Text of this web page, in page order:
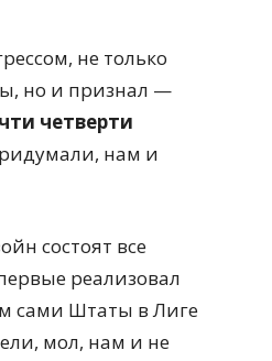
не только
но и признал —
четверти
нам и
состоят все
реализовал
сами Штаты в Лиге
мол, нам и не